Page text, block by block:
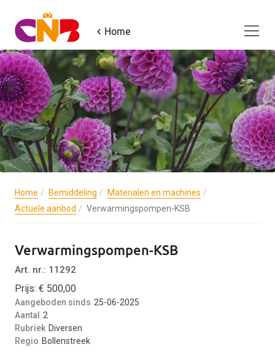
Home
Home Bemiddeling
Materialen en machines
Actuele aanbod
Verwarmingspompen-KSB
Verwarmingspompen-KSB
Art. nr.: 11292
Prijs: € 500,00
Aangeboden sinds 25-06-2025
Aantal
2
Rubriek Diversen
Regio Bollenstreek